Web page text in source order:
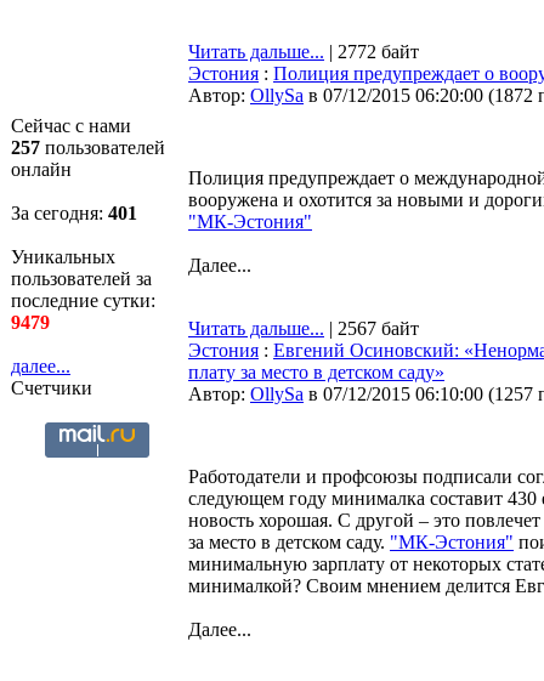
Сейчас с нами
257 пользователей
онлайн
За сегодня: 401
Уникальных
пользователей за
последние сутки:
9479
далее...
Счетчики
Читать дальше... | 2772 байт
Эстония : Полиция предупреждает о
Автор: OllySa в 07/12/2015 06:20:00 (1872
Полиция предупреждает о
вооружена и охотится за новыми и
"МК-Эстония"
Далее...
Читать дальше... | 2567 байт
Эстония : Евгений Осиновский:
плату за место в детском саду»
Автор: OllySa в 07/12/2015 06:10:00 (1257
Работодатели и профсоюзы подписали
следующем году минималка составит
новость хорошая. С другой – это
за место в детском саду. "МК-Эстония"
минимальную зарплату от некоторых
минималкой? Своим мнением делится
Далее...